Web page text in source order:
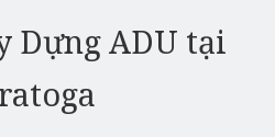
Dựng ADU tại